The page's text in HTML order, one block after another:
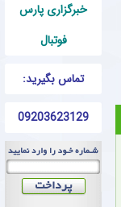
خبرگزاری پارس
فوتبال
تماس بگیرید:
09203623129
باشگاه به شمار می رود.